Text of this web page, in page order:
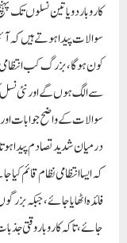
کاروبار دو یا تین نسلوں تک
سوالات پیدا ہوتے ہیں کہ
سے الگ ہوں گے اور نئی نسل
سوالات کے واضح جوابات
درمیان شدید تصادم پیدا
کہ ایسا انتظامی نظام قائم
فائدہ اٹھایا جائے، جبکہ
جائے، تاکہ کاروبار وقتی